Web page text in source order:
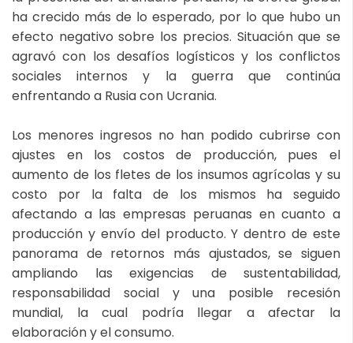
ha crecido más de lo esperado, por lo que hubo un
efecto negativo sobre los precios. Situación que se
agravó con los desafíos logísticos y los conflictos
sociales internos y la guerra que continúa
enfrentando a Rusia con Ucrania.
Los menores ingresos no han podido cubrirse con
ajustes en los costos de producción, pues el
aumento de los fletes de los insumos agrícolas y su
costo por la falta de los mismos ha seguido
afectando a las empresas peruanas en cuanto a
producción y envío del producto. Y dentro de este
panorama de retornos más ajustados, se siguen
ampliando las exigencias de sustentabilidad,
responsabilidad social y una posible recesión
mundial, la cual podría llegar a afectar la
elaboración y el consumo.